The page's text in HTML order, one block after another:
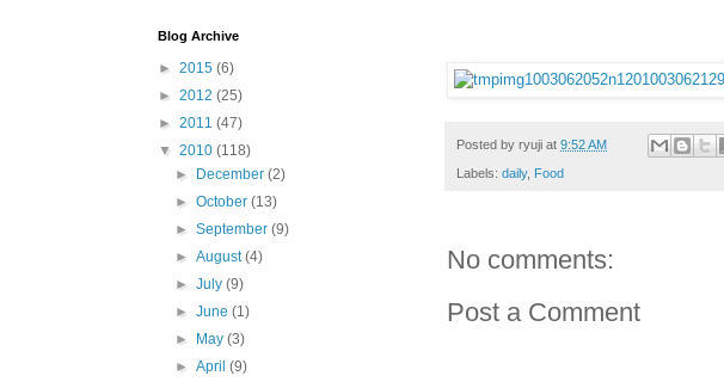
Posted by ryuji at 9:52 AM
Labels: daily, Food
No comments:
Post a Comment
Blog Archive
► 2015 (6)
► 2012 (25)
► 2011 (47)
▼ 2010 (118)
►
December(2)
►October(13)
►September(9)
►August(4)
►July(9)
►June(1)
►
May(3)
►April(9)